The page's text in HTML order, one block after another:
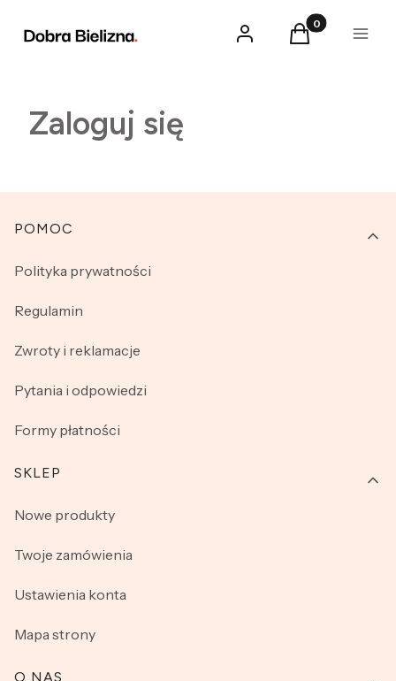
Zaloguj sięProdukty w
Koszyk Menu
Zaloguj się
Linki w stopce
POMOC
Polityka prywatności
Regulamin
Zwroty i reklamacje
Pytania i odpowiedzi
Formy płatności
SKLEP
Nowe produkty
Twoje zamówienia
Ustawienia konta
Mapa strony
O NAS